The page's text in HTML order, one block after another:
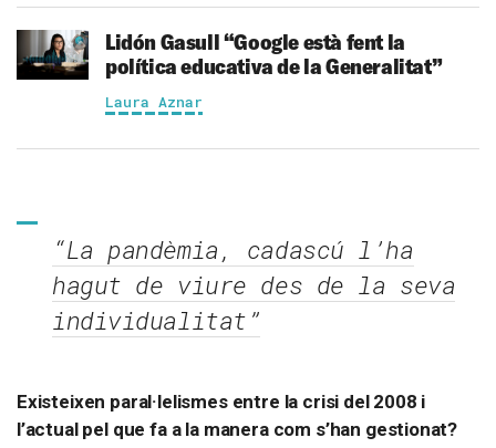
Lidón Gasull“Google està fent la
política educativa de la Generalitat”
Laura Aznar
“La pandèmia, cadascú l’ha
hagut de viure des de la seva
individualitat”
Existeixen paral·lelismes entre la crisi del 2008 i
l’actual pel que fa a la manera com s’han gestionat?